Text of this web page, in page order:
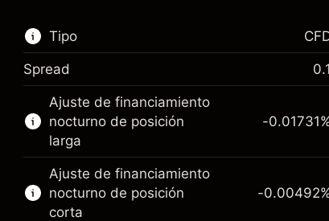
Tipo
Este mercado financiero está disponible
hacer trading con CFD.
Obtén más información sobre:
CFD
Spread 0.1
Ajuste de financiamiento
nocturno de posición
larga
-0.01731
Ajuste de financiamiento
nocturno de posición
corta
-0.00492